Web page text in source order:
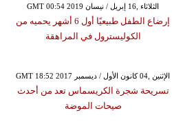
GMT 00:54 2019 الثلاثاء ,16 إبريل / نيسان
إرضاع الطفل طبيعيًا أول 6 أشهر يحميه من
الكوليسترول في المراهقة
GMT 18:52 2017 الإثنين ,04 كانون الأول / ديسمبر
تسريحة شجرة الكريسماس تعد من أحدث
صيحات الموضة